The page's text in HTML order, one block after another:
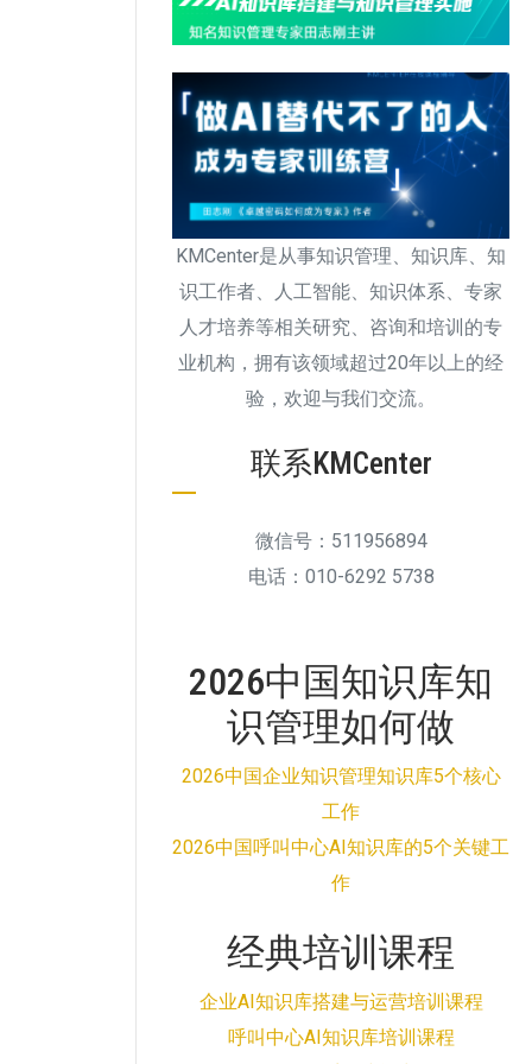
KMCenter是从事知识管理、知识库、知
识工作者、人工智能、知识体系、专家
人才培养等相关研究、咨询和培训的专
业机构，拥有该领域超过20年以上的经
验，欢迎与我们交流。
联系KMCenter
微信号：511956894
电话：010-6292 5738
2026中国知识库知
识管理如何做
2026中国企业知识管理知识库5个核心
工作
2026中国呼叫中心AI知识库的5个关键工
作
经典培训课程
企业AI知识库搭建与运营培训课程
呼叫中心AI知识库培训课程